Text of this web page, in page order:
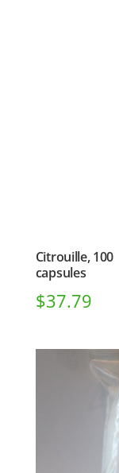
Citrouille, 100
capsules
$37.79